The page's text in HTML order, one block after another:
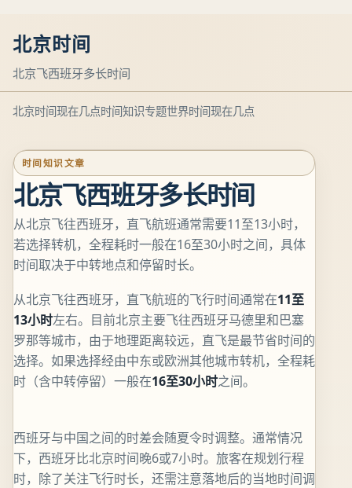
北京时间
北京飞西班牙多长时间
北京时间现在几点时间知识专题世界时间现在几点
时间知识文章
北京飞西班牙多长时间
从北京飞往西班牙，直飞航班通常需要11至13小时，
若选择转机，全程耗时一般在16至30小时之间，具体
时间取决于中转地点和停留时长。
从北京飞往西班牙，直飞航班的飞行时间通常在11至
13小时左右。目前北京主要飞往西班牙马德里和巴塞
罗那等城市，由于地理距离较远，直飞是最节省时间的
选择。如果选择经由中东或欧洲其他城市转机，全程耗
时（含中转停留）一般在16至30小时之间。
西班牙与中国之间的时差会随夏令时调整。通常情况
下，西班牙比北京时间晚6或7小时。旅客在规划行程
时，除了关注飞行时长，还需注意落地后的当地时间调